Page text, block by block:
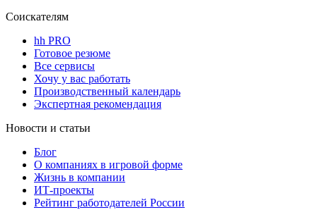
Соискателям
hh PRO
Готовое резюме
Все сервисы
Хочу у вас работать
Производственный календарь
Экспертная рекомендация
Новости и статьи
Блог
О компаниях в игровой форме
Жизнь в компании
ИТ-проекты
Рейтинг работодателей России